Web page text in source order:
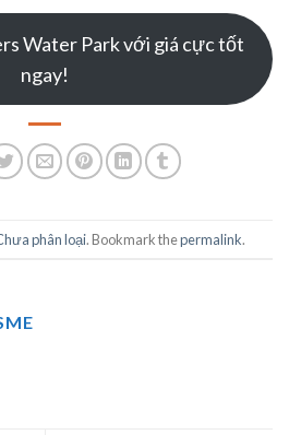
Water Park với giá cực tốt
ngay!
phân loại. Bookmark thepermalink.